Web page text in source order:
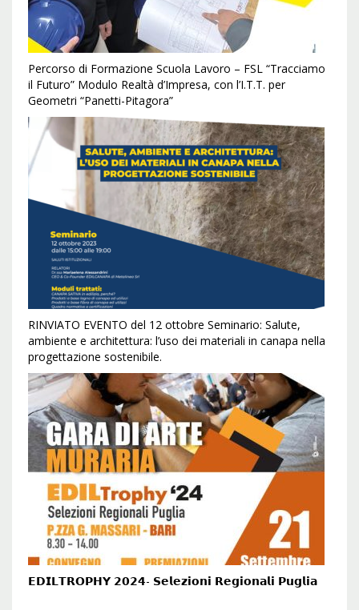
Percorso di Formazione Scuola Lavoro – FSL “Tracciamo
il Futuro” Modulo Realtà d’Impresa, con l’I.T.T. per
Geometri “Panetti-Pitagora”
RINVIATO EVENTO del 12 ottobre Seminario: Salute,
ambiente e architettura: l’uso dei materiali in canapa nella
progettazione sostenibile.
𝗘𝗗𝗜𝗟𝗧𝗥𝗢𝗣𝗛𝗬 𝟮𝟬𝟮𝟰- 𝗦𝗲𝗹𝗲𝘇𝗶𝗼𝗻𝗶 𝗥𝗲𝗴𝗶𝗼𝗻𝗮𝗹𝗶 𝗣𝘂𝗴𝗹𝗶𝗮